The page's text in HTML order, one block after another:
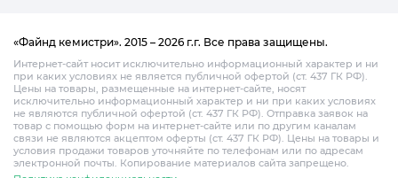
«Файнд кемистри». 2015 – 2026 г.г. Все права защищены.
Интернет-сайт носит исключительно информационный характер и ни
при каких условиях не является публичной офертой (ст. 437 ГК РФ).
Цены на товары, размещенные на интернет-сайте, носят
исключительно информационный характер и ни при каких условиях
не являются публичной офертой (ст. 437 ГК РФ). Отправка заявок на
товар с помощью форм на интернет-сайте или по другим каналам
связи не являются акцептом оферты (ст. 437 ГК РФ). Цены на товары и
условия продажи товаров уточняйте по телефонам или по адресам
электронной почты. Копирование материалов сайта запрещено.